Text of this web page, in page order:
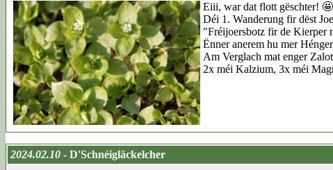
Eiii, war dat flott gëschter! 🤩
Déi 1. Wanderung fir dëst
"Fréijoersbotz fir de Kierper
Ënner anerem hu mer
Am Verglach mat enger
2x méi Kalzium, 3x méi
2024.02.10 - D'Schnéigläckelcher